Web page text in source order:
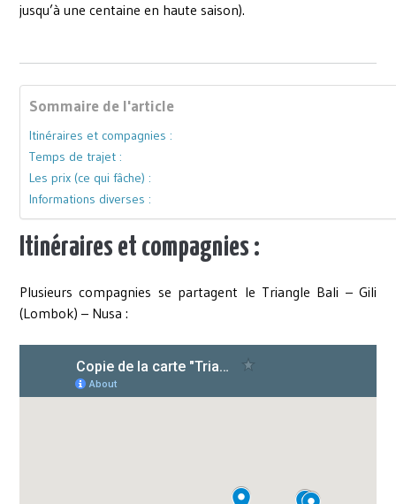
jusqu’à une centaine en haute saison).
Sommaire de l'article
Itinéraires et compagnies :
Temps de trajet :
Les prix (ce qui fâche) :
Informations diverses :
Itinéraires et compagnies :
Plusieurs compagnies se partagent le Triangle Bali – Gili
(Lombok) – Nusa :